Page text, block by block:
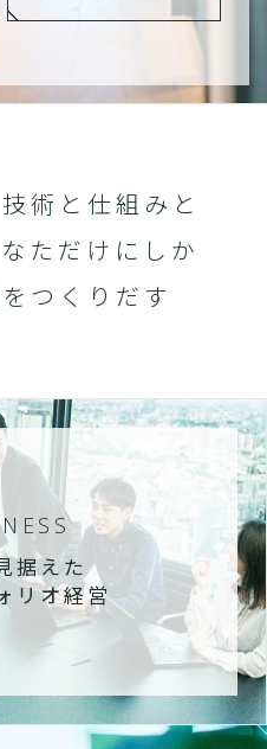
術と仕組みと
ただけにしか
つくりだす
据えた
リオ経営